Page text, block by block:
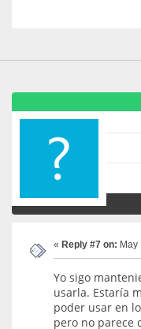
« Reply #7 on: May
Yo sigo
usarla. Estaría
poder usar en
pero no parece